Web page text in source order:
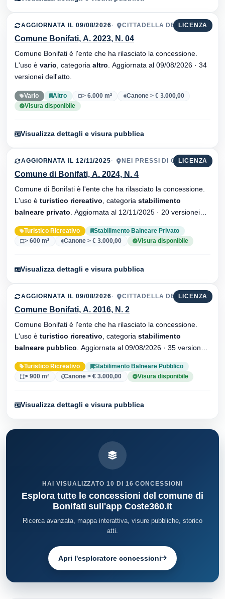
LICENZA
AGGIORNATA IL 09/08/2026 CITTADELLA DEL CAPO
Comune Bonifati, A. 2023, N. 04
Comune Bonifati è l'ente che ha rilasciato la concessione.
L'uso è vario , categoria altro
versionei dell'atto.
Vario Altro > 6.000 m²
Canone > € 3.000,00
Visura disponibile
Visualizza dettagli e visura pubblica
LICENZA
AGGIORNATA IL 12/11/2025 NEI PRESSI DI CAVINIA
Comune di Bonifati, A. 2024, N. 4
Comune di Bonifati è l'ente che ha rilasciato la concessione.
L'uso è turistico ricreativo , categoria stabilimento
balneare privato
Turistico Ricreativo
Stabilimento Balneare Privato
> 600 m²
Canone > € 3.000,00 Visura disponibile
Visualizza dettagli e visura pubblica
LICENZA
AGGIORNATA IL 09/08/2026 CITTADELLA DEL CAPO
Comune Bonifati, A. 2016, N. 2
Comune Bonifati è l'ente che ha rilasciato la concessione.
L'uso è turistico ricreativo , categoria stabilimento
balneare pubblico
Turistico Ricreativo
Stabilimento Balneare Pubblico
> 900 m²
Canone > € 3.000,00 Visura disponibile
Visualizza dettagli e visura pubblica
HAI VISUALIZZATO 10 DI 16 CONCESSIONI
Esplora tutte le concessioni del comune di
Bonifati sull'app Coste360.it
Ricerca avanzata, mappa interattiva, visure pubbliche, storico
atti.
Apri l'esploratore concessioni